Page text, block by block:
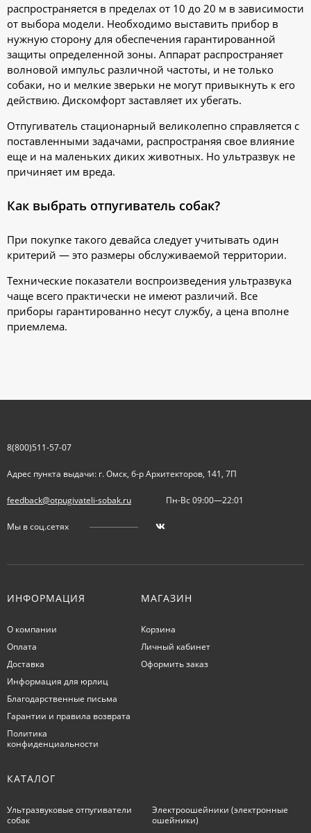
распространяется в пределах от 10 до 20 м в зависимости
от выбора модели. Необходимо выставить прибор в
нужную сторону для обеспечения гарантированной
защиты определенной зоны. Аппарат распространяет
волновой импульс различной частоты, и не только
собаки, но и мелкие зверьки не могут привыкнуть к его
действию. Дискомфорт заставляет их убегать.
Отпугиватель стационарный великолепно справляется с
поставленными задачами, распространяя свое влияние
еще и на маленьких диких животных. Но ультразвук не
причиняет им вреда.
Как выбрать отпугиватель собак?
При покупке такого девайса следует учитывать один
критерий — это размеры обслуживаемой территории.
Технические показатели воспроизведения ультразвука
чаще всего практически не имеют различий. Все
приборы гарантированно несут службу, а цена вполне
приемлема.
8(800)511-57-07
Адрес пункта выдачи: г. Омск, б-р Архитекторов, 141, 7П
feedback@otpugivateli-sobak.ru Пн-Вс 09:00—22:01
Мы в соц.сетях
ИНФОРМАЦИЯ
О компании
Оплата
Доставка
Информация для юрлиц
Благодарственные письма
Гарантии и правила возврата
Политика
конфиденциальности
МАГАЗИН
Корзина
Личный кабинет
Оформить заказ
КАТАЛОГ
Ультразвуковые отпугиватели
собак
Электроошейники (электронные
ошейники)